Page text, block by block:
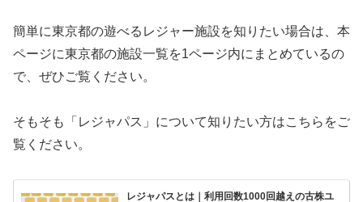
簡単に東京都の遊べるレジャー施設を知りたい場合は、本
ページに東京都の施設一覧を1ページ内にまとめているの
で、ぜひご覧ください。
そもそも「レジャパス」について知りたい方はこちらをご
覧ください。
レジャパスとは｜利用回数1000回越えの古株ユ